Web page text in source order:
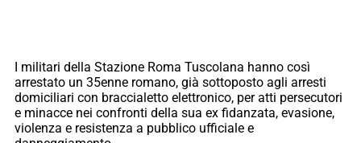
I militari della Stazione Roma Tuscolana hanno così
arrestato un 35enne romano, già sottoposto agli arresti
domiciliari con braccialetto elettronico, per atti persecutori
e minacce nei confronti della sua ex fidanzata, evasione,
violenza e resistenza a pubblico ufficiale e